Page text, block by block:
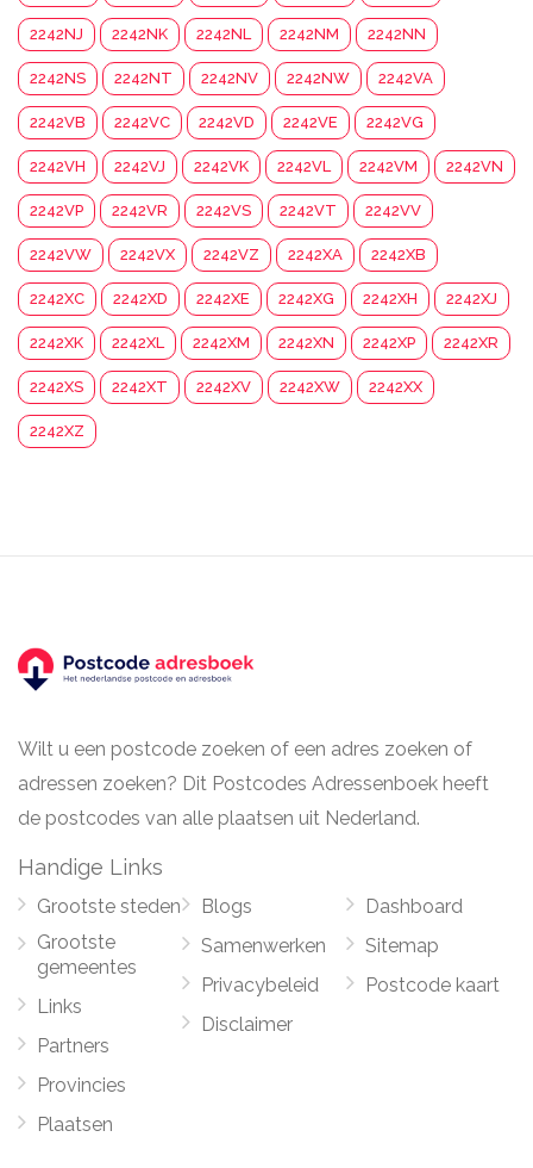
2242NJ 2242NK 2242NL 2242NM 2242NN
2242NS 2242NT 2242NV 2242NW 2242VA
2242VB 2242VC 2242VD 2242VE 2242VG
2242VH 2242VJ 2242VK 2242VL 2242VM 2242VN
2242VP 2242VR 2242VS 2242VT 2242VV
2242VW 2242VX 2242VZ 2242XA 2242XB
2242XC 2242XD 2242XE 2242XG 2242XH 2242XJ
2242XK 2242XL 2242XM 2242XN 2242XP 2242XR
2242XS 2242XT 2242XV 2242XW 2242XX
2242XZ
Wilt u een postcode zoeken of een adres zoeken of
adressen zoeken? Dit Postcodes Adressenboek heeft
de postcodes van alle plaatsen uit Nederland.
Handige Links
Grootste steden
Grootste
gemeentes
Links
Partners
Provincies
Plaatsen
Blogs
Samenwerken
Privacybeleid
Disclaimer
Dashboard
Sitemap
Postcode kaart